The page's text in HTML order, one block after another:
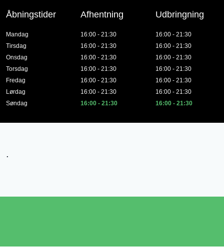
Åbningstider
Mandag
Tirsdag
Onsdag
Torsdag
Fredag
Lørdag
Søndag
Afhentning
16:00 - 21:30
16:00 - 21:30
16:00 - 21:30
16:00 - 21:30
16:00 - 21:30
16:00 - 21:30
16:00 - 21:30
Udbringning
16:00 - 21:30
16:00 - 21:30
16:00 - 21:30
16:00 - 21:30
16:00 - 21:30
16:00 - 21:30
16:00 - 21:30
.